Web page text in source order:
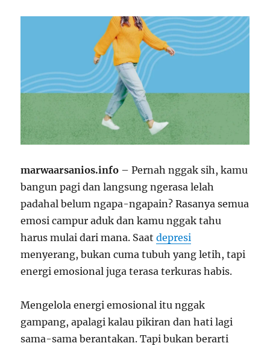
marwaarsanios.info – Pernah nggak sih, kamu
bangun pagi dan langsung ngerasa lelah
padahal belum ngapa-ngapain? Rasanya semua
emosi campur aduk dan kamu nggak tahu
harus mulai dari mana. Saatdepresi
menyerang, bukan cuma tubuh yang letih, tapi
energi emosional juga terasa terkuras habis.
Mengelola energi emosional itu nggak
gampang, apalagi kalau pikiran dan hati lagi
sama-sama berantakan. Tapi bukan berarti